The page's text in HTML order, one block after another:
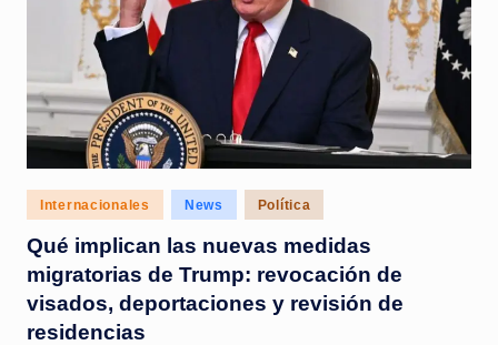
Posted
in
Internacionales News Política
Qué implican las nuevas medidas
migratorias de Trump: revocación de
visados, deportaciones y revisión de
residencias